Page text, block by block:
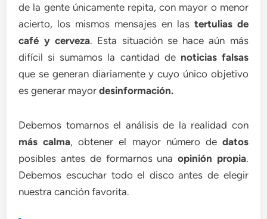
de la gente únicamente repita, con mayor o menor
acierto, los mismos mensajes en las tertulias de
café y cerveza. Esta situación se hace aún más
difícil si sumamos la cantidad de noticias falsas
que se generan diariamente y cuyo único objetivo
es generar mayordesinformación.
Debemos tomarnos el análisis de la realidad con
más calma, obtener el mayor número de datos
posibles antes de formarnos unaopinión propia.
Debemos escuchar todo el disco antes de elegir
nuestra canción favorita.